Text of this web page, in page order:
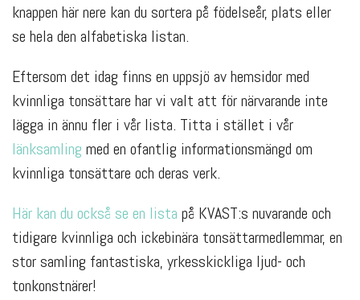
knappen här nere kan du sortera på födelseår, plats eller
se hela den alfabetiska listan.
Eftersom det idag finns en uppsjö av hemsidor med
kvinnliga tonsättare har vi valt att för närvarande inte
lägga in ännu fler i vår lista. Titta i stället i vår
länksamling med en ofantlig informationsmängd om
kvinnliga tonsättare och deras verk.
Här kan du också se en lista på KVAST:s nuvarande och
tidigare kvinnliga och ickebinära tonsättarmedlemmar, en
stor samling fantastiska, yrkesskickliga ljud- och
tonkonstnärer!